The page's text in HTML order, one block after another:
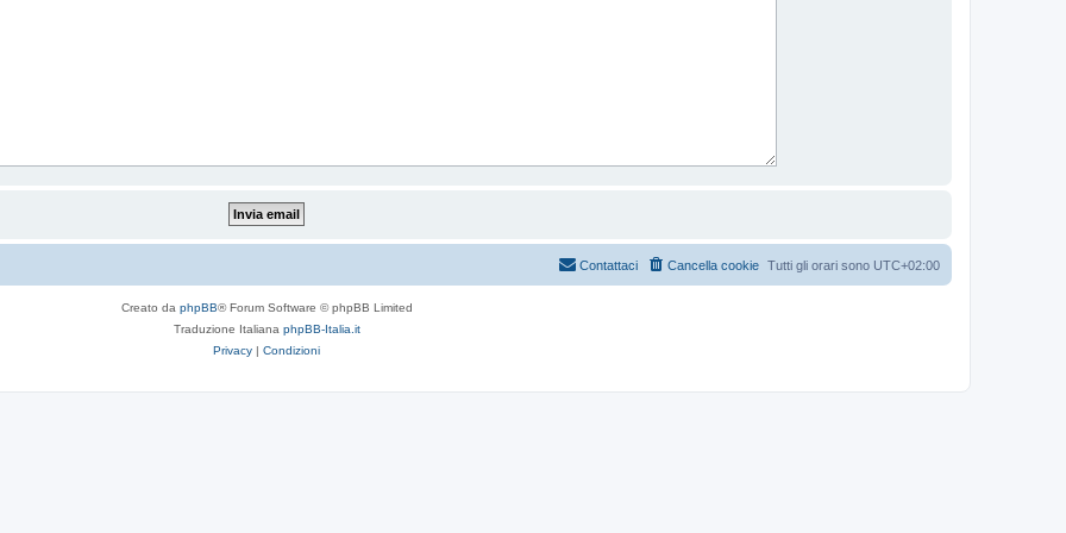
Tutti gli orari sono UTC+02:00
Cancella cookie
Contattaci
Creato da phpBB® Forum Software © phpBB Limited
Traduzione Italiana phpBB-Italia.it
Privacy | Condizioni